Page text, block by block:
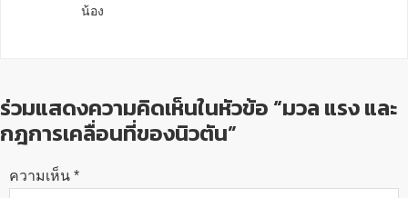
น้อง
ร่วมแสดงความคิดเห็นในหัวข้อ “มวล แรง และ
กฎการเคลื่อนที่ของนิวตัน”
ความเห็น *